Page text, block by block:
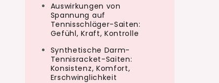
Auswirkungen von
Spannung auf
Tennisschläger-Saiten:
Gefühl, Kraft, Kontrolle
Synthetische Darm-
Tennisracket-Saiten:
Konsistenz, Komfort,
Erschwinglichkeit